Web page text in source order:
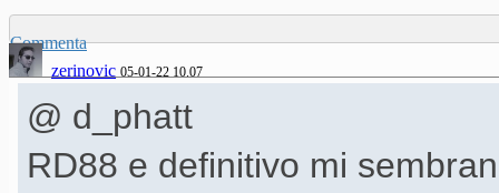
Commenta
zerinovic 05-01-22 10.07
@ d_phatt
RD88 e definitivo mi